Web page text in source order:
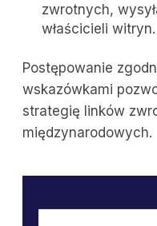
zwrotnych,
właścicieli witryn.
Postępowanie
wskazówkami
strategię linków
międzynarodowych.